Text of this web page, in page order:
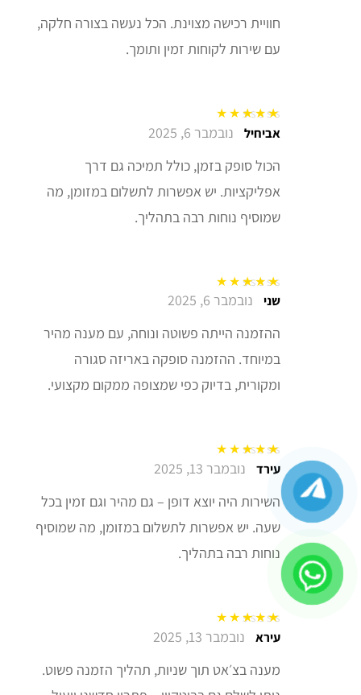
חוויית רכישה מצוינת. הכל נעשה בצורה חלקה,
עם שירות לקוחות זמין ותומך.
דורג5מתוך 5אביחיל נובמבר 6, 2025
הכול סופק בזמן, כולל תמיכה גם דרך
אפליקציות. יש אפשרות לתשלום במזומן, מה
שמוסיף נוחות רבה בתהליך.
דורג5 מתוך 5 שני נובמבר 6, 2025
ההזמנה הייתה פשוטה ונוחה, עם מענה מהיר
במיוחד. ההזמנה סופקה באריזה סגורה
ומקורית, בדיוק כפי שמצופה ממקום מקצועי.
דורג5מתוך 5עירד נובמבר 13, 2025
השירות היה יוצא דופן – גם מהיר וגם זמין בכל
שעה. יש אפשרות לתשלום במזומן, מה שמוסיף
נוחות רבה בתהליך.
דורג5מתוך 5עירא נובמבר 13, 2025
מענה בצ׳אט תוך שניות, תהליך הזמנה פשוט.